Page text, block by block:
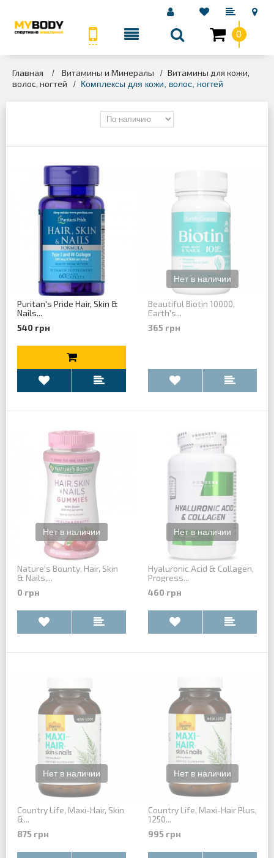
0
Главная > Витамины и Минералы > Витамины для кожи,
волос, ногтей
> Комплексы для кожи, волос, ногтей
КАТЕГОРИИ
Puritan's Pride Hair, Skin &
Nails...
540 грн
Beautiful Biotin 10000,
Earth's...
365 грн
Nature's Bounty, Hair, Skin
& Nails,...
0 грн
Hyaluronic Acid & Сollagen,
Progress...
460 грн
Country Life, Maxi-Hair, Skin
&...
875 грн
Country Life, Maxi-Hair Plus,
1250...
995 грн